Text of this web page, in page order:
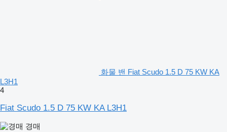
화물 밴 Fiat Scudo 1.5 D 75 KW KA
L3H1
4
Fiat Scudo 1.5 D 75 KW KA L3H1
경매